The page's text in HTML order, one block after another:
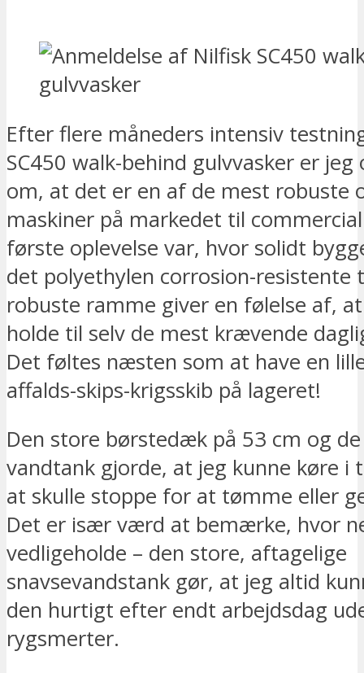
Efter flere måneders intensiv
SC450 walk-behind gulvvasker er jeg
om, at det er en af de mest robuste
maskiner på markedet til
første oplevelse var, hvor solidt
det polyethylen corrosion-resistente
robuste ramme giver en følelse af,
holde til selv de mest krævende
Det føltes næsten som at have en
affalds-skips-krigsskib på lageret!
Den store børstedæk på 53 cm og
vandtank gjorde, at jeg kunne køre i
at skulle stoppe for at tømme eller
Det er især værd at bemærke, hvor
vedligeholde – den store, aftagelige
snavsevandstank gør, at jeg altid
den hurtigt efter endt arbejdsdag
rygsmerter.